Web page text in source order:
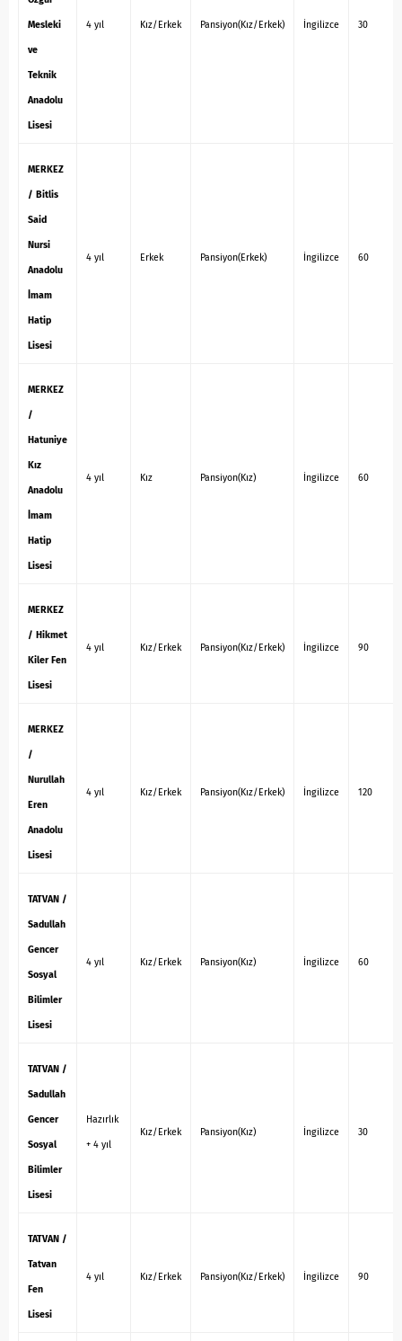
Mesleki
ve
Teknik
Anadolu
Lisesi
4 yıl Kız/Erkek Pansiyon(Kız/Erkek) İngilizce 30
MERKEZ
/ Bitlis
Said
Nursi
Anadolu
İmam
Hatip
Lisesi
4 yıl Erkek Pansiyon(Erkek) İngilizce 60
MERKEZ
/
Hatuniye
Kız
Anadolu
İmam
Hatip
Lisesi
4 yıl Kız Pansiyon(Kız) İngilizce 60
MERKEZ
/ Hikmet
Kiler Fen
Lisesi
4 yıl Kız/Erkek Pansiyon(Kız/Erkek) İngilizce 90
MERKEZ
/
Nurullah
Eren
Anadolu
Lisesi
4 yıl Kız/Erkek Pansiyon(Kız/Erkek) İngilizce 120
TATVAN /
Sadullah
Gencer
Sosyal
Bilimler
Lisesi
4 yıl Kız/Erkek Pansiyon(Kız) İngilizce 60
TATVAN /
Sadullah
Gencer
Sosyal
Bilimler
Lisesi
Hazırlık
+ 4 yıl
Kız/Erkek Pansiyon(Kız) İngilizce 30
TATVAN /
Tatvan
Fen
Lisesi
4 yıl Kız/Erkek Pansiyon(Kız/Erkek) İngilizce 90